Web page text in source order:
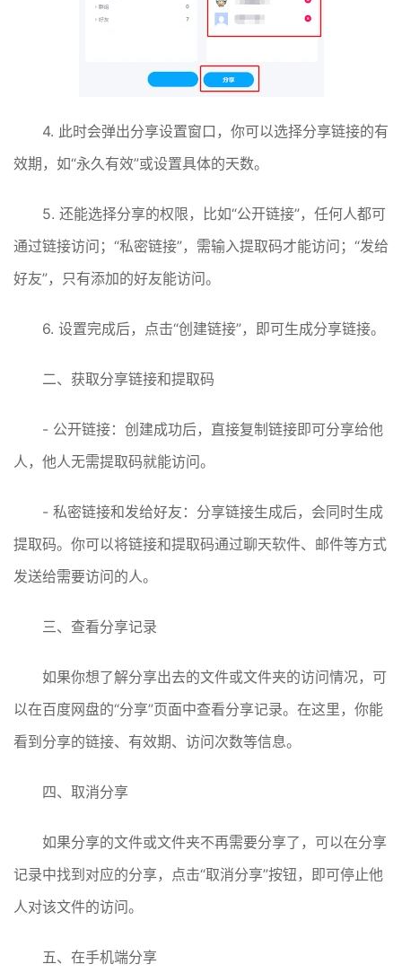
4. 此时会弹出分享设置窗口，你可以选择分享链接的有
效期，如“永久有效”或设置具体的天数。
5. 还能选择分享的权限，比如“公开链接”，任何人都可
通过链接访问；“私密链接”，需输入提取码才能访问；“发给
好友”，只有添加的好友能访问。
6. 设置完成后，点击“创建链接”，即可生成分享链接。
二、获取分享链接和提取码
- 公开链接：创建成功后，直接复制链接即可分享给他
人，他人无需提取码就能访问。
- 私密链接和发给好友：分享链接生成后，会同时生成
提取码。你可以将链接和提取码通过聊天软件、邮件等方式
发送给需要访问的人。
三、查看分享记录
如果你想了解分享出去的文件或文件夹的访问情况，可
以在百度网盘的“分享”页面中查看分享记录。在这里，你能
看到分享的链接、有效期、访问次数等信息。
四、取消分享
如果分享的文件或文件夹不再需要分享了，可以在分享
记录中找到对应的分享，点击“取消分享”按钮，即可停止他
人对该文件的访问。
五、在手机端分享